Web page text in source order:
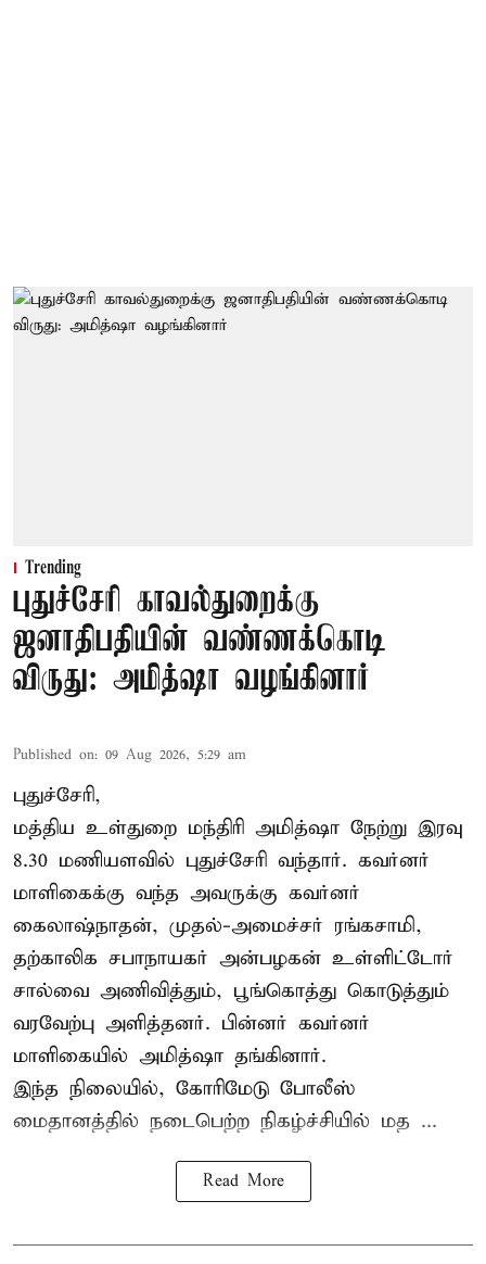
Trending
புதுச்சேரி காவல்துறைக்கு
ஜனாதிபதியின் வண்ணக்கொடி
விருது: அமித்ஷா வழங்கினார்
Published on: 09 Aug 2026, 5:29 am
புதுச்சேரி,
மத்திய உள்துறை மந்திரி அமித்ஷா நேற்று இரவு
8.30 மணியளவில் புதுச்சேரி வந்தார். கவர்னர்
மாளிகைக்கு வந்த அவருக்கு கவர்னர்
கைலாஷ்நாதன், முதல்-அமைச்சர் ரங்கசாமி,
தற்காலிக சபாநாயகர் அன்பழகன் உள்ளிட்டோர்
சால்வை அணிவித்தும், பூங்கொத்து கொடுத்தும்
வரவேற்பு அளித்தனர். பின்னர் கவர்னர்
மாளிகையில் அமித்ஷா தங்கினார்.
இந்த நிலையில், கோரிமேடு போலீஸ்
மைதானத்தில் நடைபெற்ற நிகழ்ச்சியில் மத ...
Read More